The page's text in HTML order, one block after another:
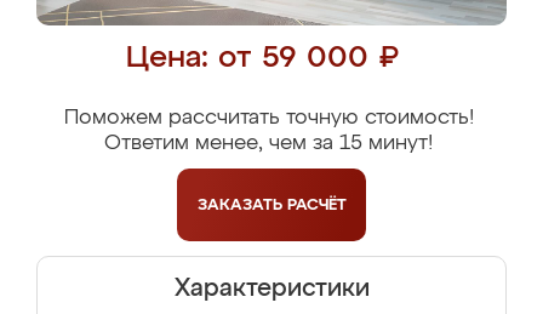
Цена: от 59 000 ₽
Поможем рассчитать точную стоимость!
Ответим менее, чем за 15 минут!
ЗАКАЗАТЬ РАСЧЁТ
Характеристики